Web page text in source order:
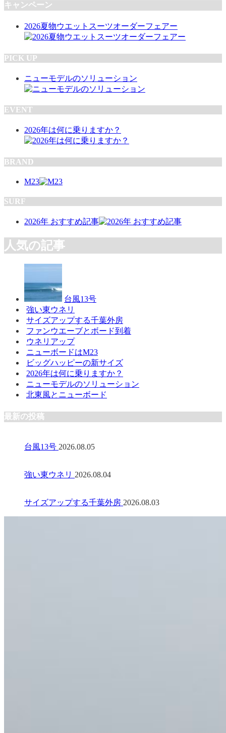
キャンペーン
2026夏物ウエットスーツオーダーフェアー
PICK UP
ニューモデルのソリューション
EVENT
2026年は何に乗りますか？
BRAND
M23
SURF
2026年 おすすめ記事
人気の記事
台風13号
強い東ウネリ
サイズアップする千葉外房
ファンウエーブとボード到着
ウネリアップ
ニューボードはM23
ビッグハッピーの新サイズ
2026年は何に乗りますか？
ニューモデルのソリューション
北東風とニューボード
最新の投稿
台風13号 2026.08.05
強い東ウネリ 2026.08.04
サイズアップする千葉外房 2026.08.03